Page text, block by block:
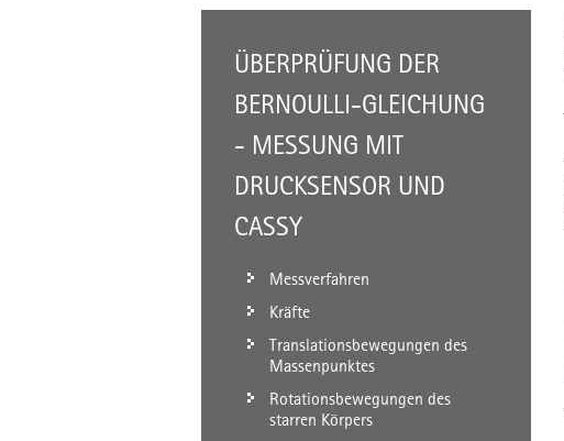
ÜBERPRÜFUNG DER
BERNOULLI-GLEICHUNG
- MESSUNG MIT
DRUCKSENSOR UND
CASSY
Messverfahren
Kräfte
Translationsbewegungen des
Massenpunktes
Rotationsbewegungen des
starren Körpers